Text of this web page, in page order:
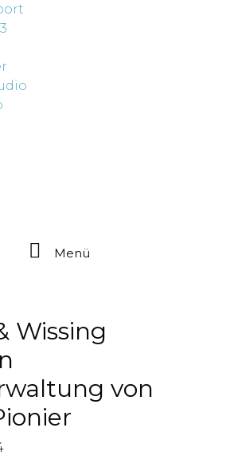
Menü
Wissing
von